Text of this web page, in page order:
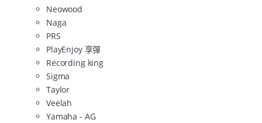
Neowood
Naga
PRS
PlayEnjoy 享彈
Recording king
Sigma
Taylor
Veelah
Yamaha - AG